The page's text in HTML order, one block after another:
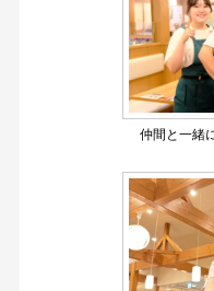
仲間と一緒